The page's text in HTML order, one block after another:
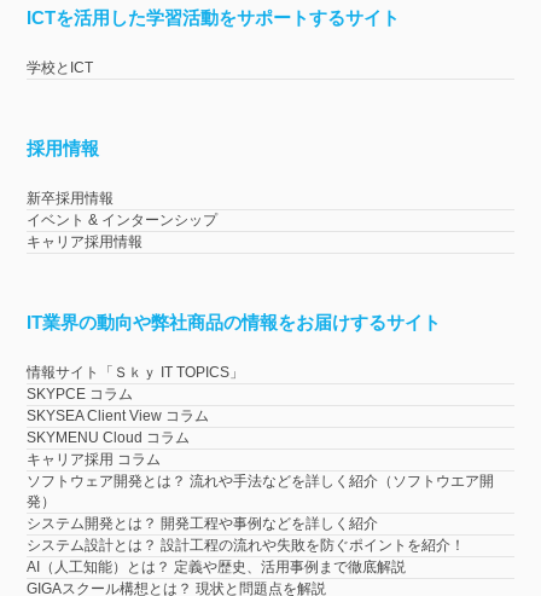
ICTを活用した学習活動をサポートするサイト
学校とICT
採用情報
新卒採用情報
イベント & インターンシップ
キャリア採用情報
IT業界の動向や弊社商品の情報をお届けするサイト
情報サイト「Ｓｋｙ IT TOPICS」
SKYPCE コラム
SKYSEA Client View コラム
SKYMENU Cloud コラム
キャリア採用 コラム
ソフトウェア開発とは？ 流れや手法などを詳しく紹介（ソフトウエア開
発）
システム開発とは？ 開発工程や事例などを詳しく紹介
システム設計とは？ 設計工程の流れや失敗を防ぐポイントを紹介！
AI（人工知能）とは？ 定義や歴史、活用事例まで徹底解説
GIGAスクール構想とは？ 現状と問題点を解説